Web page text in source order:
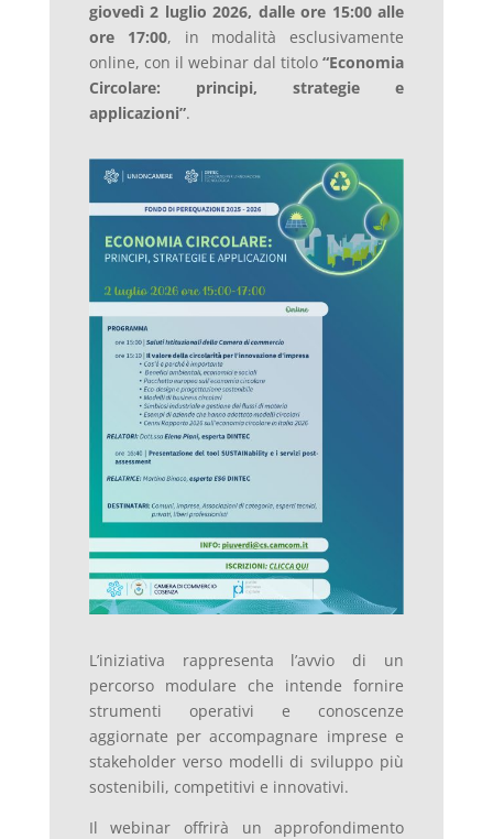
giovedì 2 luglio 2026, dalle ore 15:00 alle
ore 17:00, in modalità esclusivamente
online, con il webinar dal titolo“Economia
Circolare: principi, strategie e
applicazioni”.
L’iniziativa rappresenta l’avvio di un
percorso modulare che intende fornire
strumenti operativi e conoscenze
aggiornate per accompagnare imprese e
stakeholder verso modelli di sviluppo più
sostenibili, competitivi e innovativi.
Il webinar offrirà un approfondimento